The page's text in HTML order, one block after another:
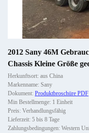
2012 Sany 46M
Chassis Kleine Größe
Herkunftsort: aus China
Markenname: Sany
Dokument: Produktbroschüre PDF
Min Bestellmenge: 1 Einheit
Preis: Verhandlungsfähig
Lieferzeit: 5 bis 8 Tage
Zahlungsbedingungen: Western